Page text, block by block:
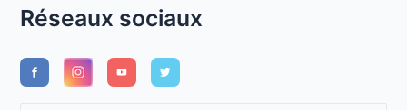
Réseaux sociaux